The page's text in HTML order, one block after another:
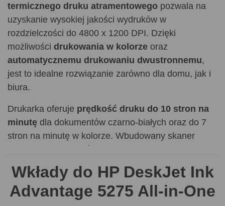
termicznego druku atramentowego pozwala na
uzyskanie wysokiej jakości wydruków w
rozdzielczości do 4800 x 1200 DPI. Dzięki
możliwości drukowania w kolorze oraz
automatycznemu drukowaniu dwustronnemu,
jest to idealne rozwiązanie zarówno dla domu, jak i
biura.
Drukarka oferuje prędkość druku do 10 stron na
minutę dla dokumentów czarno-białych oraz do 7
stron na minutę w kolorze. Wbudowany skaner
stron na minutę w trybie czarno-białym i 3 stron na
minutę w kolorze). Urządzenie obsługuje różne
Wkłady do HP DeskJet Ink
Advantage 5275 All-in-One